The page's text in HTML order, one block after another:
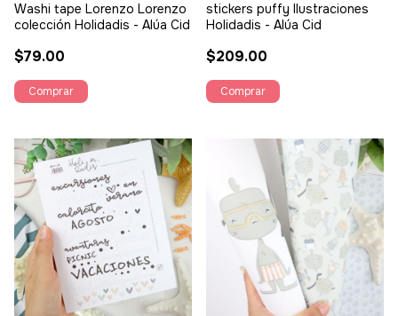
Washi tape Lorenzo Lorenzo
colección Holidadis - Alúa Cid
$79.00
stickers puffy Ilustraciones
Holidadis - Alúa Cid
$209.00